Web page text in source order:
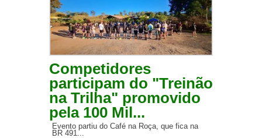
Competidores
participam do "Treinão
na Trilha" promovido
pela 100 Mil...
Evento partiu do Café na Roça, que fica na
BR 491...